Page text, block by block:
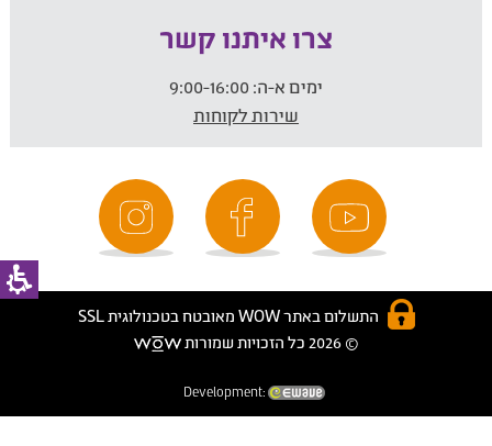
צרו איתנו קשר
ימים א-ה:
שירות לקוחות
התשלום באתר WOW מאובטח בטכנולוגית SSL
© 2026 כל הזכויות שמורות
Development: